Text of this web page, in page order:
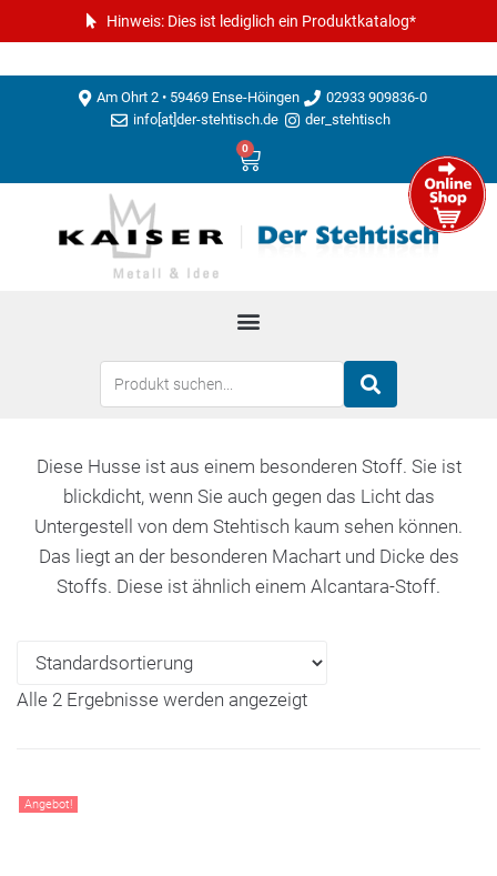
Hinweis: Dies ist lediglich ein Produktkatalog*
Am Ohrt 2 • 59469 Ense-Höingen
02933 909836-0
info[at]der-stehtisch.de
der_stehtisch
0
Diese Husse ist aus einem besonderen Stoff. Sie ist
blickdicht, wenn Sie auch gegen das Licht das
Untergestell von dem Stehtisch kaum sehen können.
Das liegt an der besonderen Machart und Dicke des
Stoffs. Diese ist ähnlich einem Alcantara-Stoff.
Alle 2 Ergebnisse werden angezeigt
Angebot!